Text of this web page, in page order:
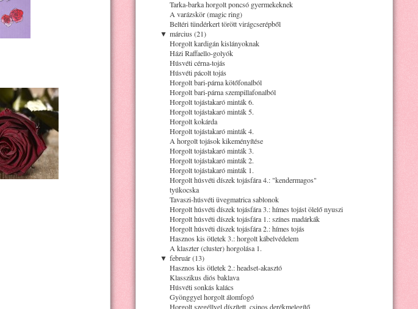
Tarka-barka horgolt poncsó gyermekeknek
A varázskör (magic ring)
Beltéri tündérkert törött virágcserépből
▼ március (21)
Horgolt kardigán kislányoknak
Házi Raffaello-golyók
Húsvéti cérna-tojás
Húsvéti pácolt tojás
Horgolt bari-párna kötőfonalból
Horgolt bari-párna szempillafonalból
Horgolt tojástakaró minták 6.
Horgolt tojástakaró minták 5.
Horgolt kokárda
Horgolt tojástakaró minták 4.
A horgolt tojások kikeményítése
Horgolt tojástakaró minták 3.
Horgolt tojástakaró minták 2.
Horgolt tojástakaró minták 1.
Horgolt húsvéti díszek tojásfára 4.: "kendermagos"
tyúkocska
Tavaszi-húsvéti üvegmatrica sablonok
Horgolt húsvéti díszek tojásfára 3.: hímes tojást ölelő nyuszi
Horgolt húsvéti díszek tojásfára 1.: színes madárkák
Horgolt húsvéti díszek tojásfára 2.: hímes tojás
Hasznos kis ötletek 3.: horgolt kábelvédelem
A klaszter (cluster) horgolása 1.
▼ február (13)
Hasznos kis ötletek 2.: headset-akasztó
Klasszikus diós baklava
Húsvéti sonkás kalács
Gyönggyel horgolt álomfogó
Horgolt szegéllyel díszített, csinos derékmelegítő